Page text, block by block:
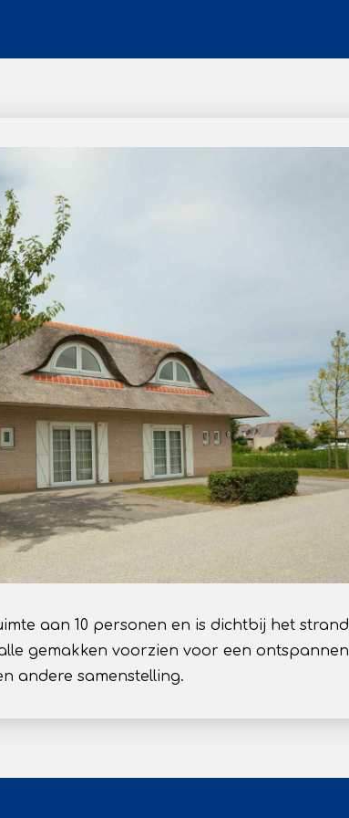
aan 10 personen en is dichtbij het strand
gemakken voorzien voor een ontspannen
andere samenstelling.